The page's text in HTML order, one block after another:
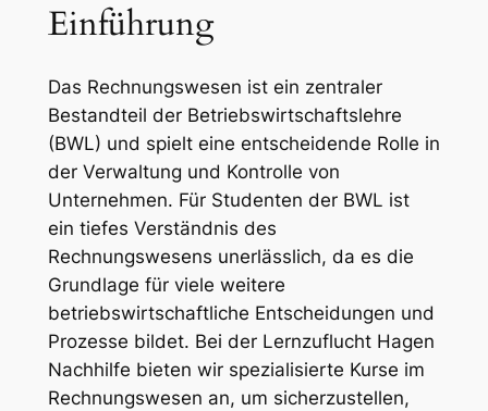
Einführung
Das Rechnungswesen ist ein zentraler
Bestandteil der Betriebswirtschaftslehre
(BWL) und spielt eine entscheidende Rolle in
der Verwaltung und Kontrolle von
Unternehmen. Für Studenten der BWL ist
ein tiefes Verständnis des
Rechnungswesens unerlässlich, da es die
Grundlage für viele weitere
betriebswirtschaftliche Entscheidungen und
Prozesse bildet. Bei der Lernzuflucht Hagen
Nachhilfe bieten wir spezialisierte Kurse im
Rechnungswesen an, um sicherzustellen,